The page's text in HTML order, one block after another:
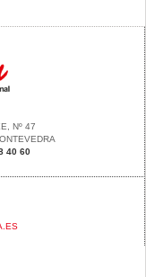
Nº 47
40 60